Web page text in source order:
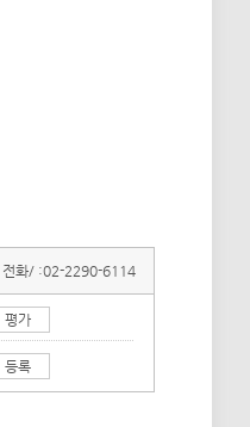
전화/ :02-2290-6114